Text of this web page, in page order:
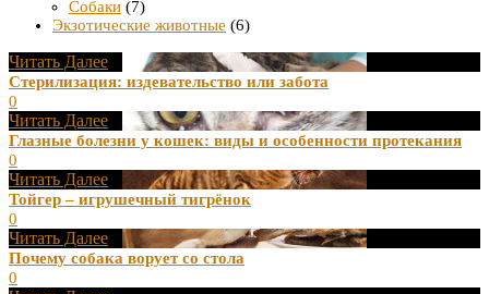
Собаки (7)
Экзотические животные (6)
Читать Далее
Стерилизация: издевательство или забота
0
Читать Далее
Глазные болезни у кошек: виды и особенности протекания
0
Читать Далее
Тойгер – игрушечный тигрёнок
0
Читать Далее
Почему собака ворует со стола
0